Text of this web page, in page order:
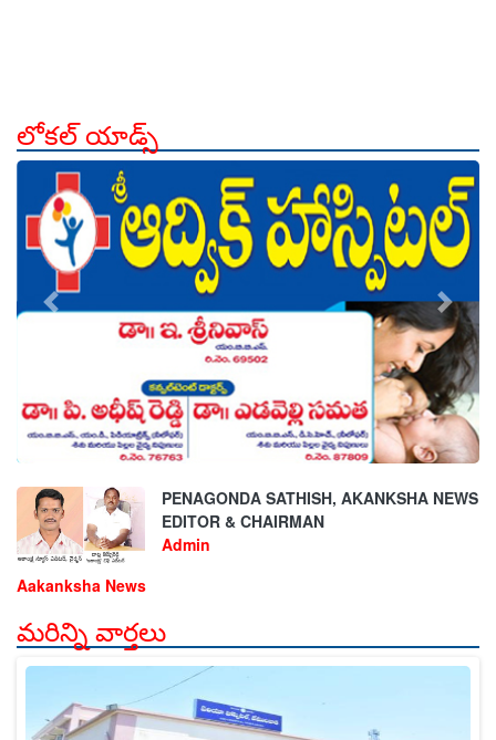
లోకల్ యాడ్స్
count is:9 count is:9 count is:9count is:9
count is:9 count is:9 count is:9
PENAGONDA SATHISH, AKANKSHA NEWS
EDITOR & CHAIRMAN
Admin
Aakanksha News
మరిన్ని వార్తలు